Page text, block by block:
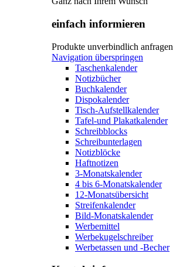
einfach informieren
Produkte unverbindlich anfragen
Navigation überspringen
Taschenkalender
Notizbücher
Buchkalender
Dispokalender
Tisch-Aufstellkalender
Tafel-und Plakatkalender
Schreibblocks
Schreibunterlagen
Notizblöcke
Haftnotizen
3-Monatskalender
4 bis 6-Monatskalender
12-Monatsübersicht
Streifenkalender
Bild-Monatskalender
Werbemittel
Werbekugelschreiber
Werbetassen und -Becher